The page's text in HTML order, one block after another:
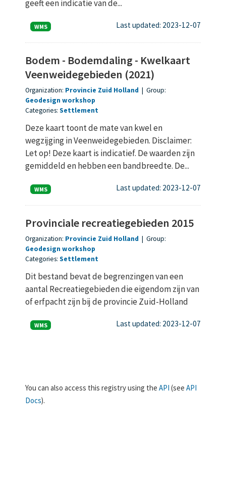
geeft een indicatie van de...
WMS Last updated: 2023-12-07
Bodem - Bodemdaling - Kwelkaart
Veenweidegebieden (2021)
Organization: Provincie Zuid Holland | Group:
Geodesign workshop
Categories: Settlement
Deze kaart toont de mate van kwel en
wegzijging in Veenweidegebieden. Disclaimer:
Let op! Deze kaart is indicatief. De waarden zijn
gemiddeld en hebben een bandbreedte. De...
WMS Last updated: 2023-12-07
Provinciale recreatiegebieden 2015
Organization: Provincie Zuid Holland | Group:
Geodesign workshop
Categories: Settlement
Dit bestand bevat de begrenzingen van een
aantal Recreatiegebieden die eigendom zijn van
of erfpacht zijn bij de provincie Zuid-Holland
WMS Last updated: 2023-12-07
You can also access this registry using the API (see API
Docs).